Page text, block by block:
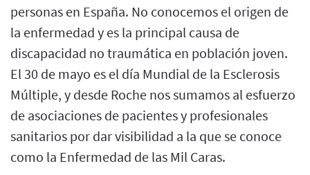
personas en España. No conocemos el origen de
la enfermedad y es la principal causa de
discapacidad no traumática en población joven.
El 30 de mayo es el día Mundial de la Esclerosis
Múltiple, y desde Roche nos sumamos al esfuerzo
de asociaciones de pacientes y profesionales
sanitarios por dar visibilidad a la que se conoce
como la Enfermedad de las Mil Caras.